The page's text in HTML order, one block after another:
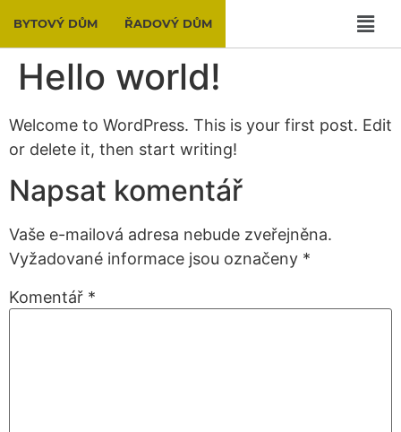
BYTOVÝ DŮM ŘADOVÝ DŮM
Hello world!
Welcome to WordPress. This is your first post. Edit
or delete it, then start writing!
Napsat komentář
Vaše e-mailová adresa nebude zveřejněna.
Vyžadované informace jsou označeny *
Komentář *